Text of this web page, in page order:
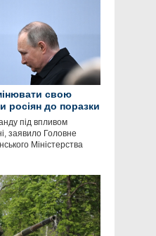
свою
росіян до поразки
під впливом
заявило Головне
Міністерства